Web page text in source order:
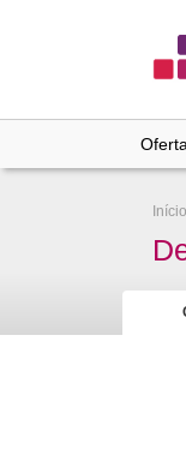
Início